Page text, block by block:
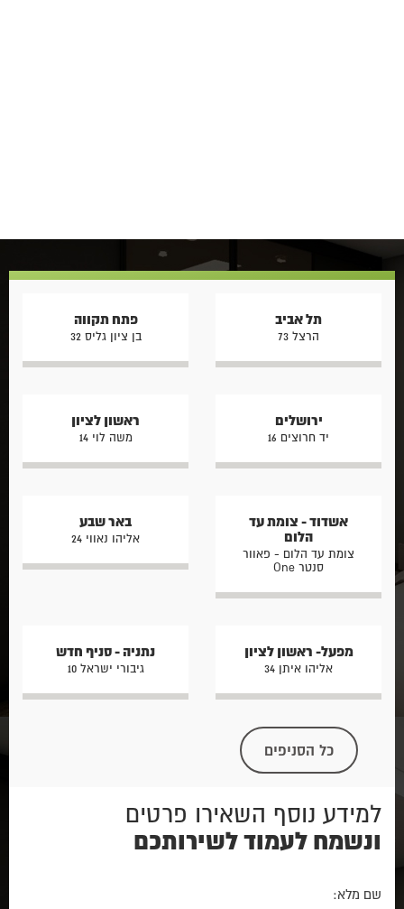
תל אביב
הרצל 73
פתח תקווה
בן ציון גליס 32
ירושלים
יד חרוצים 16
ראשון לציון
משה לוי 14
אשדוד - צומת עד
הלום
צומת עד הלום - פאוור
סנטר One
באר שבע
אליהו נאווי 24
מפעל- ראשון לציון
אליהו איתן 34
נתניה - סניף חדש
גיבורי ישראל 10
כל הסניפים
למידע נוסף השאירו פרטים
ונשמח לעמוד לשירותכם